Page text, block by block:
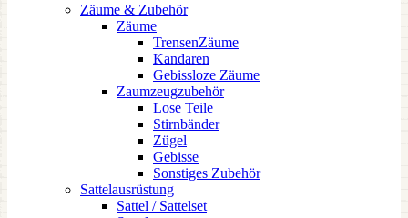
Zäume & Zubehör
Zäume
TrensenZäume
Kandaren
Gebissloze Zäume
Zaumzeugzubehör
Lose Teile
Stirnbänder
Zügel
Gebisse
Sonstiges Zubehör
Sattelausrüstung
Sattel / Sattelset